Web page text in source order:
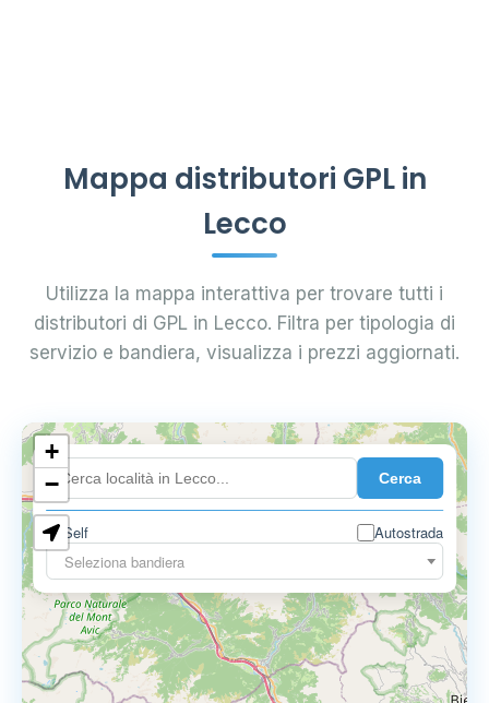
Mappa distributori GPL in
Lecco
Utilizza la mappa interattiva per trovare tutti i
distributori di GPL in Lecco. Filtra per tipologia di
servizio e bandiera, visualizza i prezzi aggiornati.
Cerca
Self
Autostrada
Seleziona bandiera
+
−